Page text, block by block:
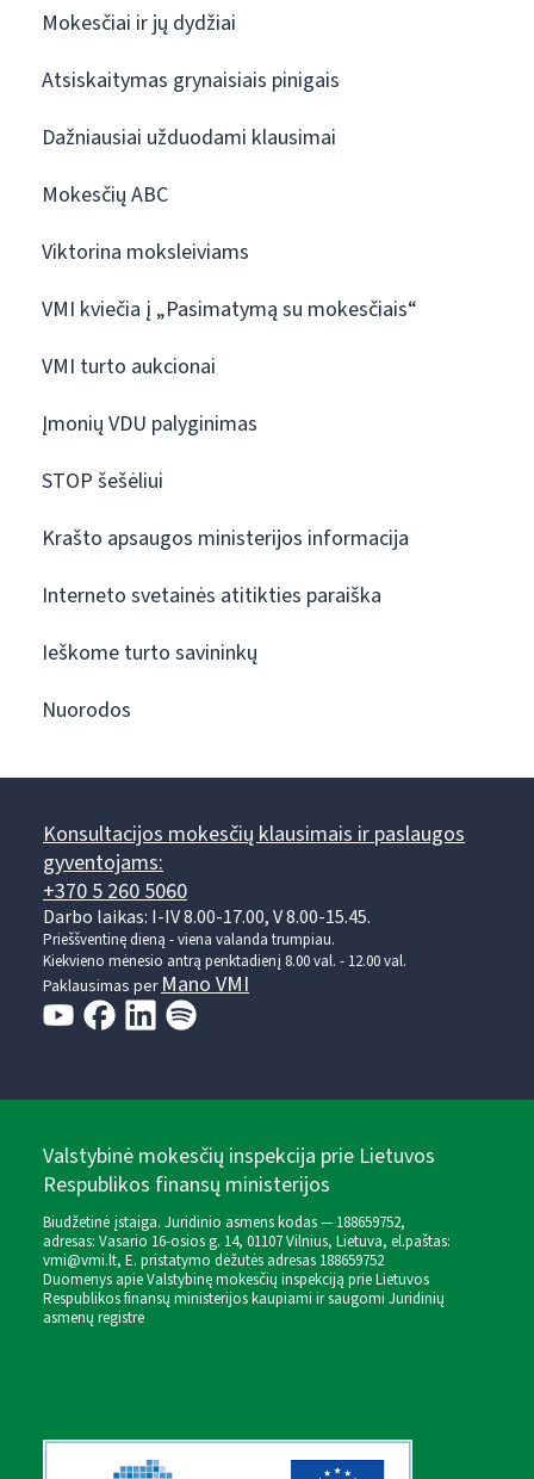
Mokesčiai ir jų dydžiai
Atsiskaitymas grynaisiais pinigais
Dažniausiai užduodami klausimai
Mokesčių ABC
Viktorina moksleiviams
VMI kviečia į „Pasimatymą su mokesčiais“
VMI turto aukcionai
Įmonių VDU palyginimas
STOP šešėliui
Krašto apsaugos ministerijos informacija
Interneto svetainės atitikties paraiška
Ieškome turto savininkų
Nuorodos
Konsultacijos mokesčių klausimais ir paslaugos
gyventojams:
+370 5 260 5060
Darbo laikas: I-IV 8.00-17.00, V 8.00-15.45.
Prieššventinę dieną - viena valanda trumpiau.
Kiekvieno mėnesio antrą penktadienį 8.00 val. - 12.00 val.
Paklausimas perMano VMI
Valstybinė mokesčių inspekcija prie Lietuvos
Respublikos finansų ministerijos
Biudžetinė įstaiga. Juridinio asmens kodas — 188659752,
adresas: Vasario 16-osios g. 14, 01107 Vilnius, Lietuva, el.paštas:
vmi@vmi.lt, E. pristatymo dėžutės adresas 188659752
Duomenys apie Valstybinę mokesčių inspekciją prie Lietuvos
Respublikos finansų ministerijos kaupiami ir saugomi Juridinių
asmenų registre